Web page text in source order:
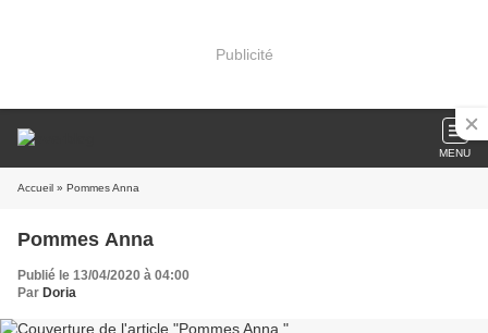
Publicité
MENU
Accueil » Pommes Anna
Pommes Anna
Publié le 13/04/2020 à 04:00
Par Doria